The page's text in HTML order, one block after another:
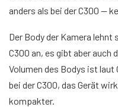
anders als bei der C300 —
Der Body der Kamera lehnt
C300 an, es gibt aber auch
Volumen des Bodys ist laut
bei der C300, das Gerät
kompakter.